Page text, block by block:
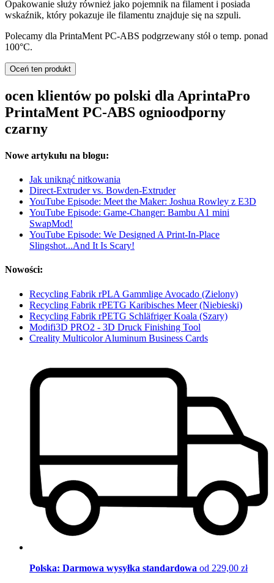
Opakowanie służy również jako pojemnik na filament i posiada
wskaźnik, który pokazuje ile filamentu znajduje się na szpuli.
Polecamy dla PrintaMent PC-ABS podgrzewany stół o temp. ponad
100°C.
Oceń ten produkt
ocen klientów po polski dla AprintaPro
PrintaMent PC-ABS ognioodporny
czarny
Nowe artykułu na blogu:
Jak uniknąć nitkowania
Direct-Extruder vs. Bowden-Extruder
YouTube Episode: Meet the Maker: Joshua Rowley z E3D
YouTube Episode: Game-Changer: Bambu A1 mini
SwapMod!
YouTube Episode: We Designed A Print-In-Place
Slingshot...And It Is Scary!
Nowości:
Recycling Fabrik rPLA Gammlige Avocado (Zielony)
Recycling Fabrik rPETG Karibisches Meer (Niebieski)
Recycling Fabrik rPETG Schläfriger Koala (Szary)
Modifi3D PRO2 - 3D Druck Finishing Tool
Creality Multicolor Aluminum Business Cards
Polska: Darmowa wysyłka standardowa od 229,00 zł